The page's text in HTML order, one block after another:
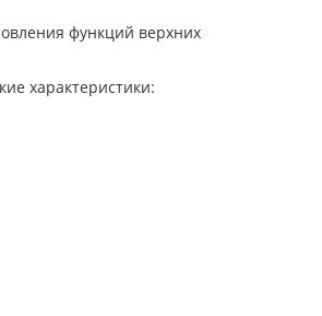
функций верхних
характеристики: